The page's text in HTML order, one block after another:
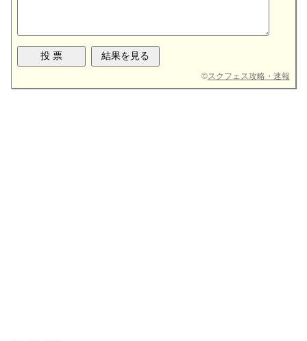
©スクフェス攻略・速報